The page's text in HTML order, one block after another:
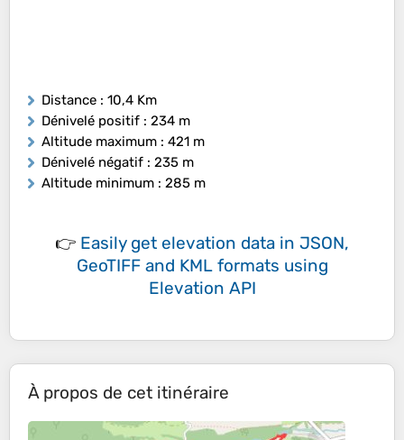
Distance : 10,4 Km
Dénivelé positif : 234 m
Altitude maximum : 421 m
Dénivelé négatif : 235 m
Altitude minimum : 285 m
👉 Easily get elevation data in JSON,
GeoTIFF and KML formats using
Elevation API
À propos de cet itinéraire